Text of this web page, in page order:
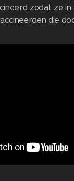
zodat ze in
die